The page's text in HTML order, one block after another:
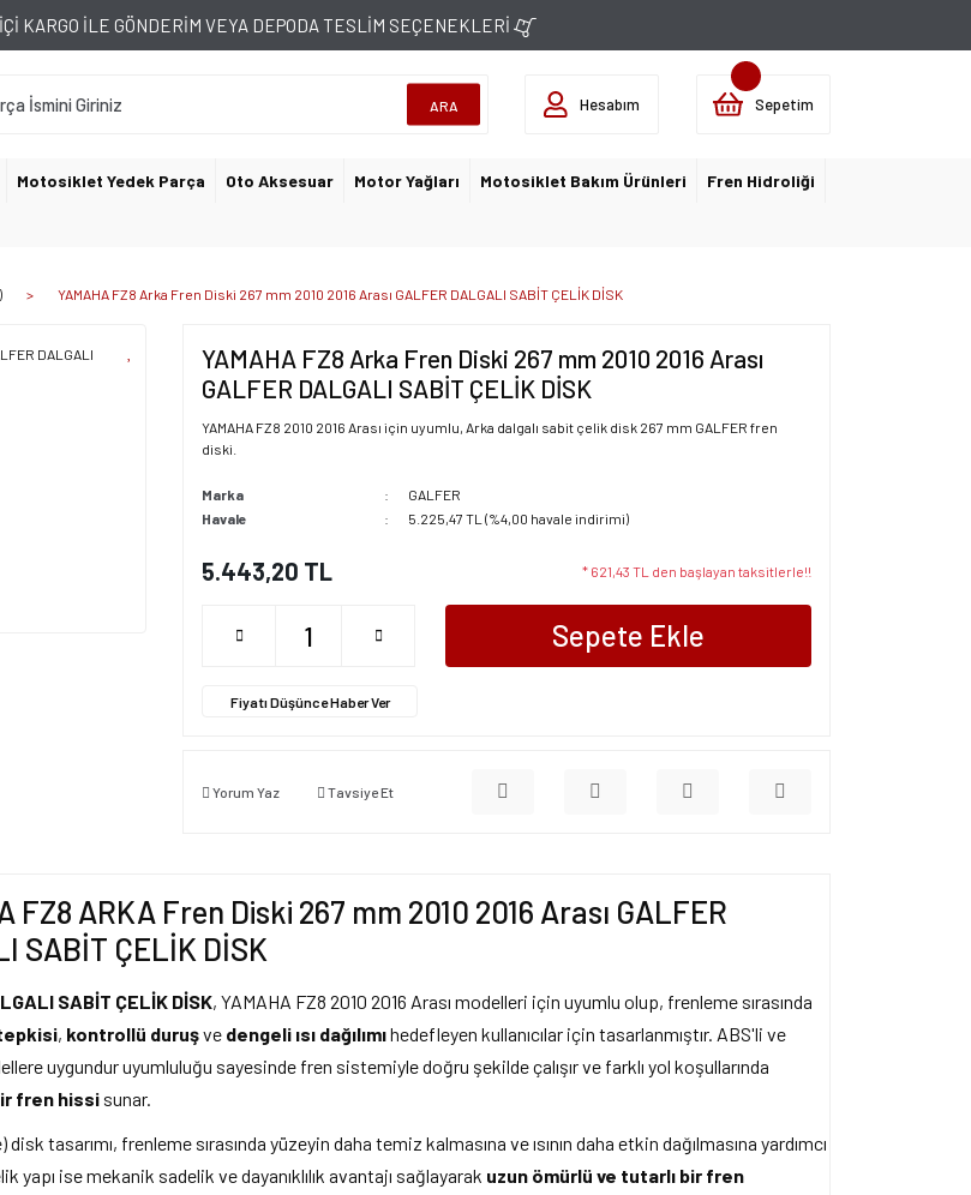
KARGO İLE GÖNDERİM VEYA DEPODA TESLİM SEÇENEKLERİ
ARA Hesabım Sepetim
Motosiklet Yedek Parça Oto Aksesuar Motor Yağları Motosiklet Bakım Ürünleri Fren Hidroliği
YAMAHA FZ8 Arka Fren Diski 267 mm 2010 2016 Arası GALFER DALGALI SABİT ÇELİK DİSK
YAMAHA FZ8 Arka Fren Diski 267 mm 2010 2016 Arası
GALFER DALGALI SABİT ÇELİK DİSK
YAMAHA FZ8 2010 2016 Arası için uyumlu, Arka dalgalı sabit çelik disk 267 mm GALFER fren
diski.
Marka
GALFER
Havale
5.225,47 TL (%4,00 havale indirimi)
5.443,20 TL * 621,43 TL den başlayan taksitlerle!!
Sepete Ekle
Fiyatı Düşünce Haber Ver
Yorum Yaz Tavsiye Et
FZ8 ARKA Fren Diski 267 mm 2010 2016 Arası GALFER
SABİT ÇELİK DİSK
SABİT ÇELİK DİSK, YAMAHA FZ8 2010 2016 Arası modelleri için uyumlu olup, frenleme sırasında
, kontrollü duruşve dengeli ısı dağılımıhedefleyen kullanıcılar için tasarlanmıştır. ABS'li ve
uygundur uyumluluğu sayesinde fren sistemiyle doğru şekilde çalışır ve farklı yol koşullarında
fren hissi sunar.
disk tasarımı, frenleme sırasında yüzeyin daha temiz kalmasına ve ısının daha etkin dağılmasına yardımcı
yapı ise mekanik sadelik ve dayanıklılık avantajı sağlayarak uzun ömürlü ve tutarlı bir fren